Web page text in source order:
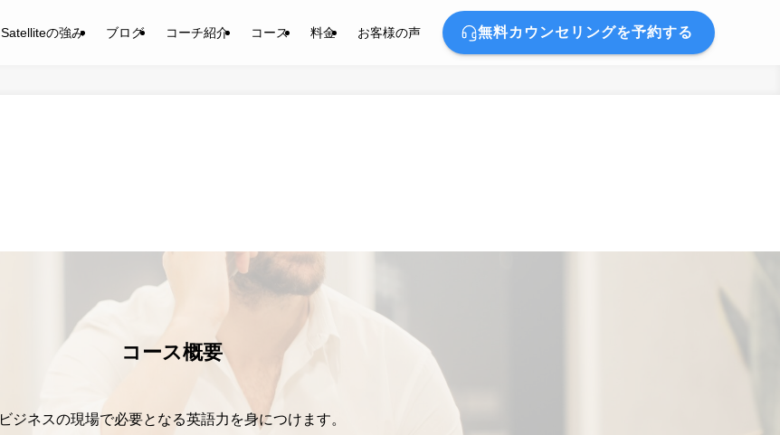
Satelliteの強み ブログ コーチ紹介 コース 料金 お客様の声 無料カウンセリングを予約する
コース概要
ビジネスの現場で必要となる英語力を身につけます。